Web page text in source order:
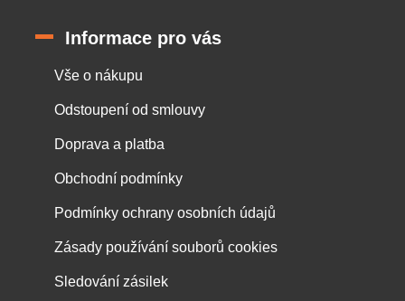
Informace pro vás
Vše o nákupu
Odstoupení od smlouvy
Doprava a platba
Obchodní podmínky
Podmínky ochrany osobních údajů
Zásady používání souborů cookies
Sledování zásilek